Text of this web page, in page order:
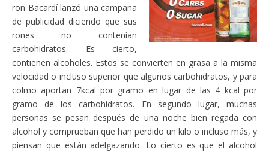
ron Bacardí lanzó una campaña
de publicidad diciendo que sus
rones no contenían
carbohidratos. Es cierto,
contienen alcoholes. Estos se convierten en grasa a la misma
velocidad o incluso superior que algunos carbohidratos, y para
colmo aportan 7kcal por gramo en lugar de las 4 kcal por
gramo de los carbohidratos. En segundo lugar, muchas
personas se pesan después de una noche bien regada con
alcohol y comprueban que han perdido un kilo o incluso más, y
piensan que están adelgazando. Lo cierto es que el alcohol